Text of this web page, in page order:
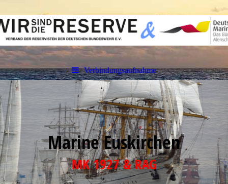
Verbindungsaufnahme
Marine Euskirchen
MK 1927 & RAG